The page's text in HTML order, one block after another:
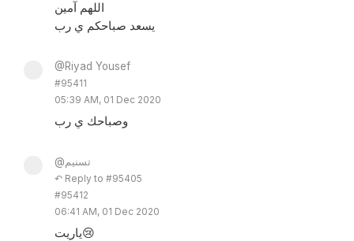
اللهم آمين
يسعد صباحكم ي رب
@Riyad Yousef
#95411
05:39 AM, 01 Dec 2020
وصباحك ي رب
@تسنيم
↶ Reply to #95405
#95412
06:41 AM, 01 Dec 2020
ياريت😢